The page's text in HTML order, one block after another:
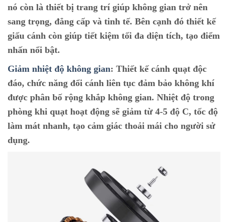
nó còn là thiết bị trang trí giúp không gian trở nên
sang trọng, đẳng cấp và tinh tế. Bên cạnh đó thiết kế
giấu cánh còn giúp tiết kiệm tối đa diện tích, tạo điểm
nhấn nổi bật.
Giảm nhiệt độ không gian: Thiết kế cánh quạt độc
đáo, chức năng đổi cánh liên tục đảm bảo không khí
được phân bố rộng khắp không gian. Nhiệt độ trong
phòng khi quạt hoạt động sẽ giảm từ 4-5 độ C, tốc độ
làm mát nhanh, tạo cảm giác thoải mái cho người sử
dụng.